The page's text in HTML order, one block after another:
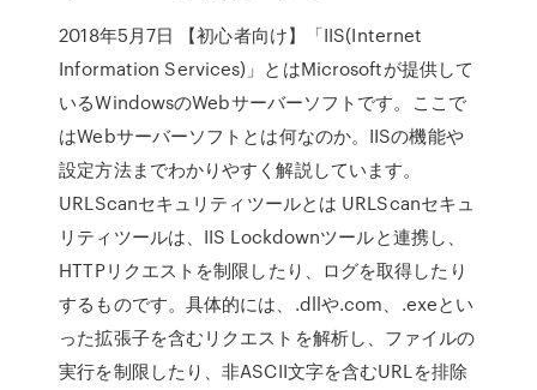
2018年5月7日 【初心者向け】「IIS(Internet
Information Services)」とはMicrosoftが提供して
いるWindowsのWebサーバーソフトです。ここで
はWebサーバーソフトとは何なのか。IISの機能や
設定方法までわかりやすく解説しています。
URLScanセキュリティツールとは URLScanセキュ
リティツールは、IIS Lockdownツールと連携し、
HTTPリクエストを制限したり、ログを取得したり
するものです。具体的には、.dllや.com、.exeとい
った拡張子を含むリクエストを解析し、ファイルの
実行を制限したり、非ASCII文字を含むURLを排除